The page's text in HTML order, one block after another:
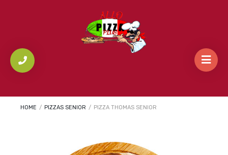
HOME / PIZZAS SENIOR / PIZZA THOMAS SENIOR